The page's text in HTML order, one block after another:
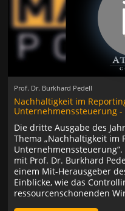
Prof. Dr. Burkhard Pedell
Nachhaltigkeit im
Unternehmenssteuerung -
Die dritte Ausgabe des
Thema „Nachhaltigkeit im
mit Prof. Dr. Burkhard
einem Mit-Herausgeber
Einblicke, wie das
ressourcenschonenden